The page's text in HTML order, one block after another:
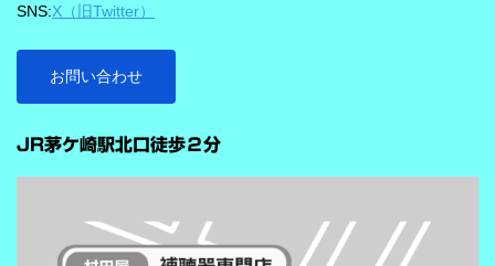
ビビアの注目機能の一つが「インテリジェンス フォーカス」で
ストをつけることで、より聞き取りを助ける会話学習を利用した
雑音抑制機能です。※9クラスのみ搭載 重要なのは、この機能
が“周囲の音を全部
SNS:X（旧Twitter）
お問い合わせ
JR茅ケ崎駅北口徒歩２分